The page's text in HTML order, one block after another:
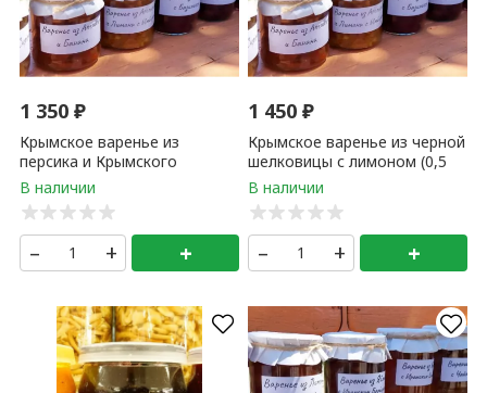
1 350₽
Крымское варенье из
персика и Крымского
миндаля (0,5 литр) 1 банка
– + +
1 450₽
Крымское варенье из черной
шелковицы с лимоном (0,5
литр) 1 банка
– + +